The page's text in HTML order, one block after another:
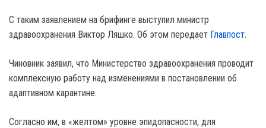
С таким заявлением на брифинге выступил министр
здравоохранения Виктор Ляшко. Об этом передает Главпост.
Чиновник заявил, что Министерство здравоохранения проводит
комплексную работу над изменениями в постановлении об
адаптивном карантине.
Согласно им, в «желтом» уровне эпидопасности, для